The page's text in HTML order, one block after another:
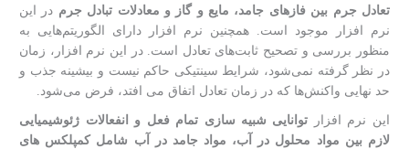
تعادل جرم بین فازهای جامد، مایع و گاز و معادلات تبادل جرم در این
نرم افزار موجود است. همچنین نرم افزار دارای الگوریتم‌هایی به
منظور بررسی و تصحیح ثابت‌های تعادل است. در این نرم افزار، زمان
در نظر گرفته نمی‌شود، شرایط سینتیکی حاکم نیست و بیشینه جذب و
حد نهایی واکنش‌ها که در زمان تعادل اتفاق می افتد، فرض می‌شود.
این نرم افزار توانایی شبیه سازی تمام فعل و انفعالات ژئوشیمیایی
لازم بین مواد محلول در آب، مواد جامد در آب شامل کمپلکس های